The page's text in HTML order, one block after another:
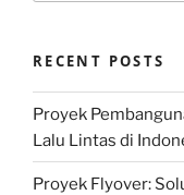
RECENT POSTS
Proyek
Lalu Lintas di
Proyek Flyover: